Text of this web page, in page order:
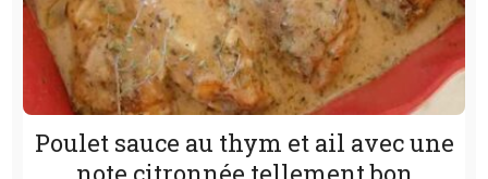
Poulet sauce au thym et ail avec une